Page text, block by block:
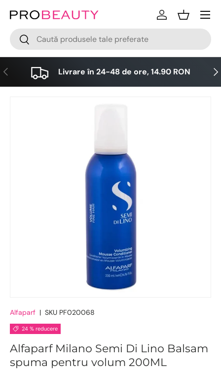
Sari la conținut
Cǎutare
Cǎutare
LogareCos
Meniu
Anterior Livrare în 24-48 de ore, 14.90 RON
Alfaparf | SKU PF020068
24 % reducere
Alfaparf Milano Semi Di Lino Balsam
spuma pentru volum 200ML